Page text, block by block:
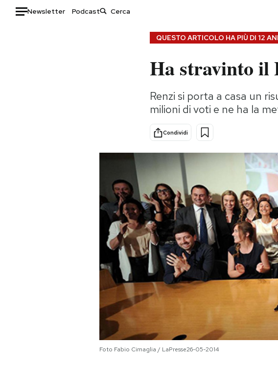
Newsletter Podcast
Consumismi
Storie/Idee
Ok Boomer!
Media
Europa
Altrecose
Mondiali calcio 2026
QUESTO ARTICOLO HA PIÙ DI 12
Ha stravinto il
Renzi si porta a casa un
milioni di voti e ne ha la
Condividi
Foto Fabio Cimaglia / LaPresse26-05-2014